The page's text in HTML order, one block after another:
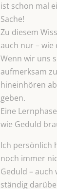
ist schon mal
Sache!
Zu diesem
auch nur –
Wenn wir uns
aufmerksam
hineinhören
geben.
Eine
wie Geduld
Ich persönlich
noch immer
Geduld – auch
ständig